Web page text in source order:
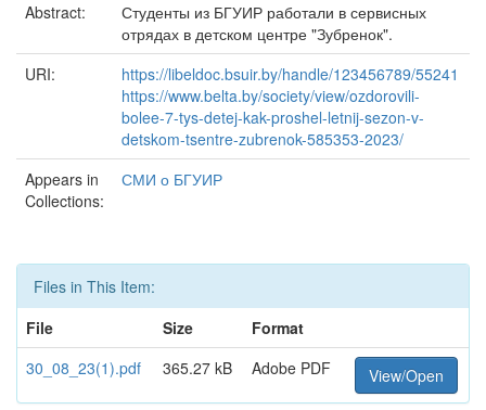
Abstract:
Студенты из БГУИР работали в сервисных
отрядах в детском центре "Зубренок".
URI:
https://libeldoc.bsuir.by/handle/123456789/55241
https://www.belta.by/society/view/ozdorovili-
bolee-7-tys-detej-kak-proshel-letnij-sezon-v-
detskom-tsentre-zubrenok-585353-2023/
Appears in
Collections:
СМИ о БГУИР
Files in This Item:
File
Size
Format
30_08_23(1).pdf
365.27 kB Adobe PDF View/Open